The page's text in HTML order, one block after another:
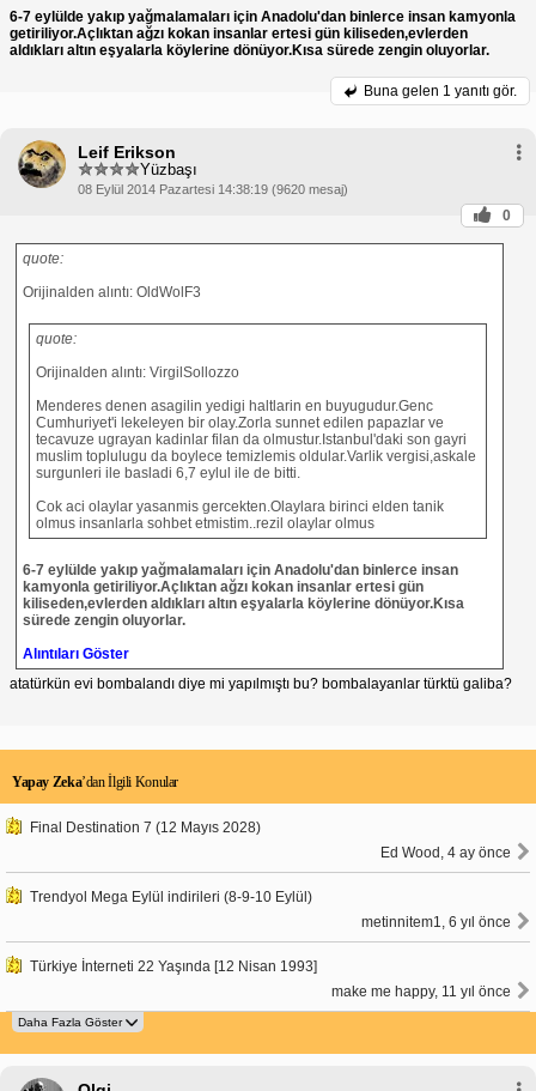
6-7 eylülde yakıp yağmalamaları için Anadolu'dan binlerce insan kamyonla
getiriliyor.Açlıktan ağzı kokan insanlar ertesi gün kiliseden,evlerden
aldıkları altın eşyalarla köylerine dönüyor.Kısa sürede zengin oluyorlar.
Buna gelen 1 yanıtı gör.
Leif Erikson
Yüzbaşı
08 Eylül 2014 Pazartesi 14:38:19 (9620 mesaj)
0
quote:
Orijinalden alıntı: OldWolF3
quote:
Orijinalden alıntı: VirgilSollozzo
Menderes denen asagilin yedigi haltlarin en buyugudur.Genc
Cumhuriyet'i lekeleyen bir olay.Zorla sunnet edilen papazlar ve
tecavuze ugrayan kadinlar filan da olmustur.Istanbul'daki son gayri
muslim toplulugu da boylece temizlemis oldular.Varlik vergisi,askale
surgunleri ile basladi 6,7 eylul ile de bitti.
Cok aci olaylar yasanmis gercekten.Olaylara birinci elden tanik
olmus insanlarla sohbet etmistim..rezil olaylar olmus
6-7 eylülde yakıp yağmalamaları için Anadolu'dan binlerce insan
kamyonla getiriliyor.Açlıktan ağzı kokan insanlar ertesi gün
kiliseden,evlerden aldıkları altın eşyalarla köylerine dönüyor.Kısa
sürede zengin oluyorlar.
Alıntıları Göster
atatürkün evi bombalandı diye mi yapılmıştı bu? bombalayanlar türktü galiba?
Yapay Zeka’dan İlgili Konular
Final Destination 7 (12 Mayıs 2028)
Ed Wood, 4 ay önce
Trendyol Mega Eylül indirileri (8-9-10 Eylül)
metinnitem1, 6 yıl önce
Türkiye İnterneti 22 Yaşında [12 Nisan 1993]
make me happy, 11 yıl önce